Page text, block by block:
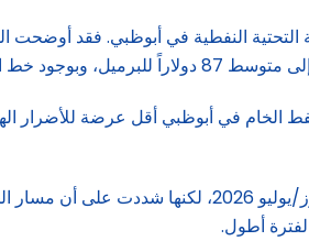
للتصدير يتجاوز مضيق هرمز.
الخام في أبوظبي أقل عرضة
وتتوقع فيتش إعادة فتح المضيق تدريجياً
لفترة أطول.